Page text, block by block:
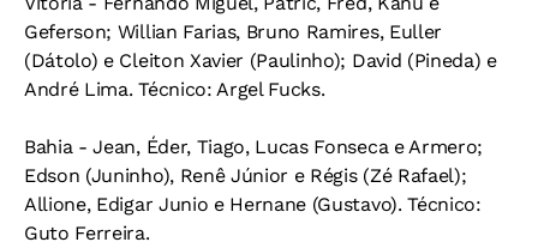
Geferson; Willian Farias, Bruno Ramires, Euller
(Dátolo) e Cleiton Xavier (Paulinho); David (Pineda) e
André Lima. Técnico: Argel Fucks.
Bahia - Jean, Éder, Tiago, Lucas Fonseca e Armero;
Edson (Juninho), Renê Júnior e Régis (Zé Rafael);
Allione, Edigar Junio e Hernane (Gustavo). Técnico:
Guto Ferreira.